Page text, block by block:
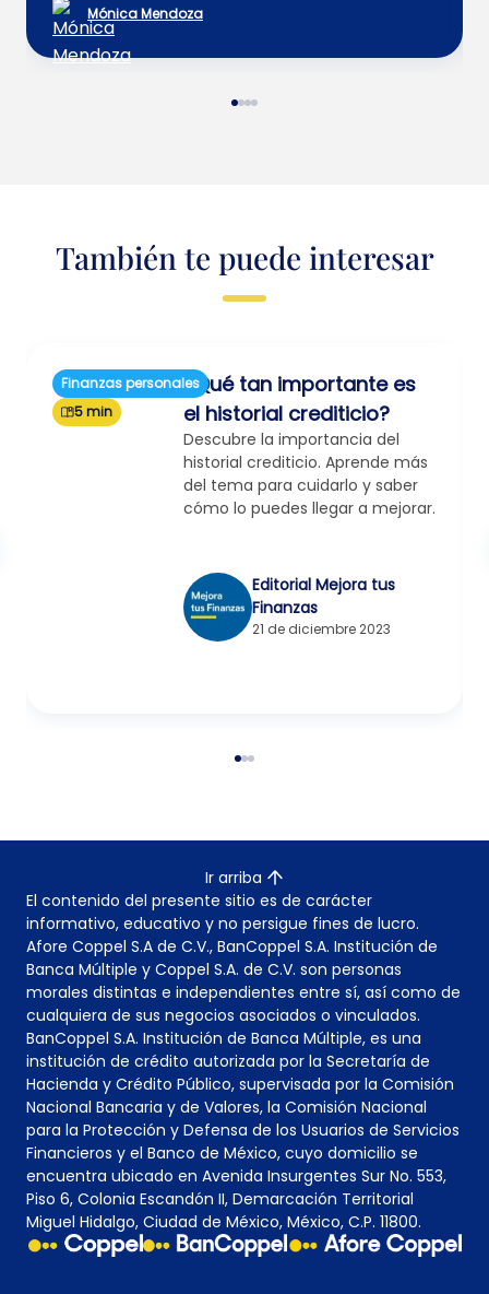
Mónica Mendoza
También te puede interesar
Finanzas personales
5 min
¿Qué tan importante es
el historial crediticio?
Descubre la importancia del
historial crediticio. Aprende más
del tema para cuidarlo y saber
cómo lo puedes llegar a mejorar.
Editorial Mejora tus
Finanzas
21 de diciembre 2023
Ir arriba
El contenido del presente sitio es de carácter
informativo, educativo y no persigue fines de lucro.
Afore Coppel S.A de C.V., BanCoppel S.A. Institución de
Banca Múltiple y Coppel S.A. de C.V. son personas
morales distintas e independientes entre sí, así como de
cualquiera de sus negocios asociados o vinculados.
BanCoppel S.A. Institución de Banca Múltiple, es una
institución de crédito autorizada por la Secretaría de
Hacienda y Crédito Público, supervisada por la Comisión
Nacional Bancaria y de Valores, la Comisión Nacional
para la Protección y Defensa de los Usuarios de Servicios
Financieros y el Banco de México, cuyo domicilio se
encuentra ubicado en Avenida Insurgentes Sur No. 553,
Piso 6, Colonia Escandón II, Demarcación Territorial
Miguel Hidalgo, Ciudad de México, México, C.P. 11800.